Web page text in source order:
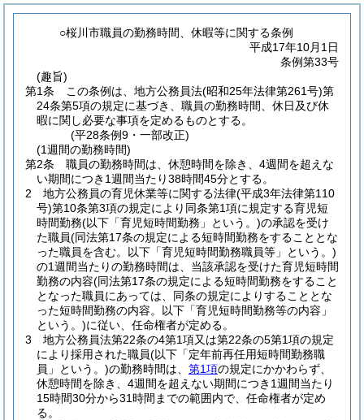
○桜川市職員の勤務時間、休暇等に関する条例
平成17年10月1日
条例第33号
(趣旨)
第1条
この条例は、地方公務員法(昭和25年法律第261号)第
24条第5項の規定に基づき、職員の勤務時間、休日及び休
暇に関し必要な事項を定めるものとする。
(平28条例9・一部改正)
(1週間の勤務時間)
第2条
職員の勤務時間は、休憩時間を除き、4週間を超えな
い期間につき1週間当たり38時間45分とする。
2
地方公務員の育児休業等に関する法律(平成3年法律第110
号)第10条第3項の規定により同条第1項に規定する育児短
時間勤務(以下「育児短時間勤務」という。)の承認を受け
た職員(同法第17条の規定による短時間勤務をすることとな
った職員を含む。以下「育児短時間勤務職員等」という。)
の1週間当たりの勤務時間は、当該承認を受けた育児短時間
勤務の内容(同法第17条の規定による短時間勤務をすること
となった職員にあっては、同条の規定によりすることとな
った短時間勤務の内容。以下「育児短時間勤務等の内容」
という。)に従い、任命権者が定める。
3
地方公務員法第22条の4第1項又は第22条の5第1項の規定
により採用された職員(以下「定年前再任用短時間勤務職
員」という。)の勤務時間は、 第1項の規定にかかわらず、
休憩時間を除き、4週間を超えない期間につき1週間当たり
15時間30分から31時間までの範囲内で、任命権者が定め
る。